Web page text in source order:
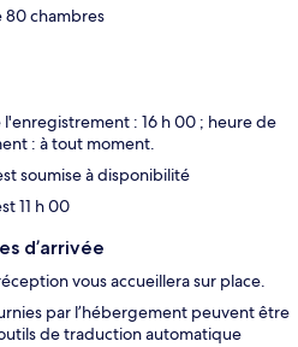
chambres
: 16 h 00 ; heure de
: à tout moment.
soumise à disponibilité
11 h 00
d’arrivée
vous accueillera sur place.
par l’hébergement peuvent être
de traduction automatique